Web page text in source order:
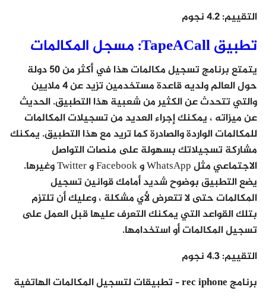
التقييم: 4.2 نجوم
تطبيق TapeACall: مسجل المكالمات
يتمتع برنامج تسجيل مكالمات هذا في أكثر من 50 دولة
حول العالم ولديه قاعدة مستخدمين تزيد عن 4 ملايين
والتي تتحدث عن الكثير من شعبية هذا التطبيق. الحديث
عن ميزاته ، يمكنك إجراء العديد من تسجيلات المكالمات
للمكالمات الواردة والصادرة كما تريد مع هذا التطبيق. يمكنك
مشاركة تسجيلاتك بسهولة على منصات التواصل
الاجتماعي مثل WhatsApp و Facebook و Twitter وغيرها.
يضع التطبيق بوضوح شديد أمامك قوانين تسجيل
المكالمات حتى لا تتعرض لأي مشكلة ، وعليك أن تلتزم
بتلك القواعد التي يمكنك التعرف عليها قبل العمل على
تسجيل المكالمات أو استخدامها.
التقييم: 4.3 نجوم
برنامج rec iphone – تطبيقات لتسجيل المكالمات الهاتفية